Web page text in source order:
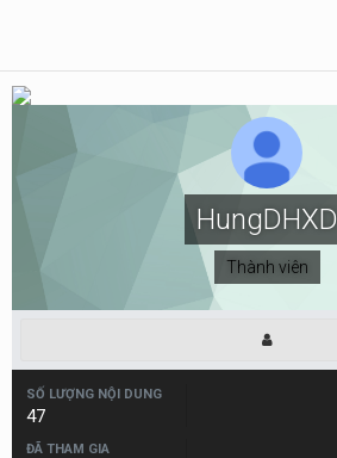
HungDHXD
Thành viên
SỐ LƯỢNG NỘI DUNG
47
ĐÃ THAM GIA